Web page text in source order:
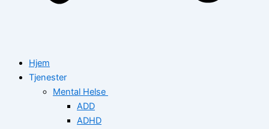
Hjem
Tjenester
Mental Helse
ADD
ADHD